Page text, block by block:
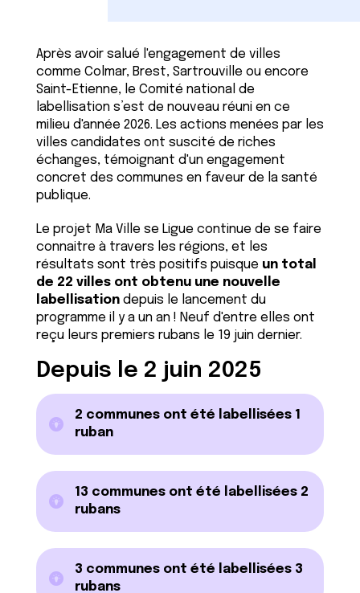
Après avoir salué l'engagement de villes
comme Colmar, Brest, Sartrouville ou encore
Saint-Etienne, le Comité national de
labellisation s’est de nouveau réuni en ce
milieu d'année 2026. Les actions menées par les
villes candidates ont suscité de riches
échanges, témoignant d'un engagement
concret des communes en faveur de la santé
publique.
Le projet Ma Ville se Ligue continue de se faire
connaitre à travers les régions, et les
résultats sont très positifs puisque un total
de 22 villes ont obtenu une nouvelle
labellisation depuis le lancement du
programme il y a un an ! Neuf d'entre elles ont
reçu leurs premiers rubans le 19 juin dernier.
Depuis le 2 juin 2025
2 communes ont été labellisées 1
ruban
13 communes ont été labellisées 2
rubans
3 communes ont été labellisées 3
rubans